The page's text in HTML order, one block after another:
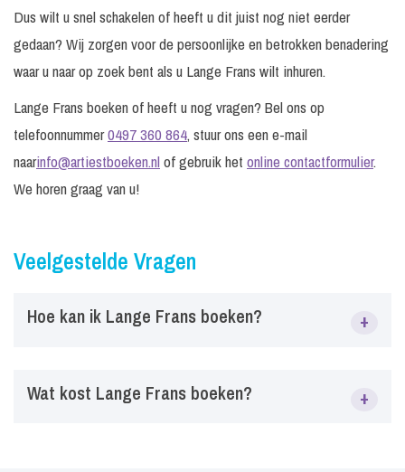
Dus wilt u snel schakelen of heeft u dit juist nog niet eerder
gedaan? Wij zorgen voor de persoonlijke en betrokken benadering
waar u naar op zoek bent als u Lange Frans wilt inhuren.
Lange Frans boeken of heeft u nog vragen? Bel ons op
telefoonnummer0497 360 864, stuur ons een e-mail
naarinfo@artiestboeken.nlof gebruik het online contactformulier.
We horen graag van u!
Veelgestelde Vragen
Hoe kan ik Lange Frans boeken? +
voor festivals, bedrijfsfeesten, tentfeesten, evenementen en
Wat kost Lange Frans boeken? +